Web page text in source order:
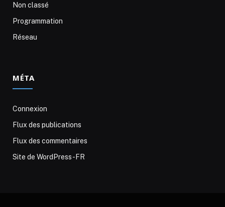
Non classé
Programmation
Réseau
MÉTA
Connexion
Flux des publications
Flux des commentaires
Site de WordPress-FR